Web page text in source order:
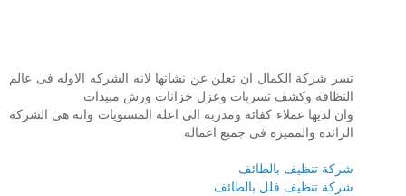
تسر شركة الكمال ان تعلن عن نشاتها لانه الشركه الاوله فى عالم
النظافه وكشف تسربات وعزل خزانات ورش مبيدات
وان لديها عملاء كفائه ومدربه الى اعله المستويات وانه هى الشركه
الرائده والمميزه فى جميع اعماله
شركة تنظيف بالطائف
شركة تنظيف فلل بالطائف